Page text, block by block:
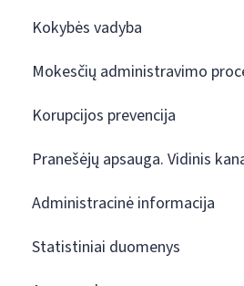
Kokybės vadyba
Mokesčių administravimo
Korupcijos prevencija
Pranešėjų apsauga. Vidinis
Administracinė informacija
Statistiniai duomenys